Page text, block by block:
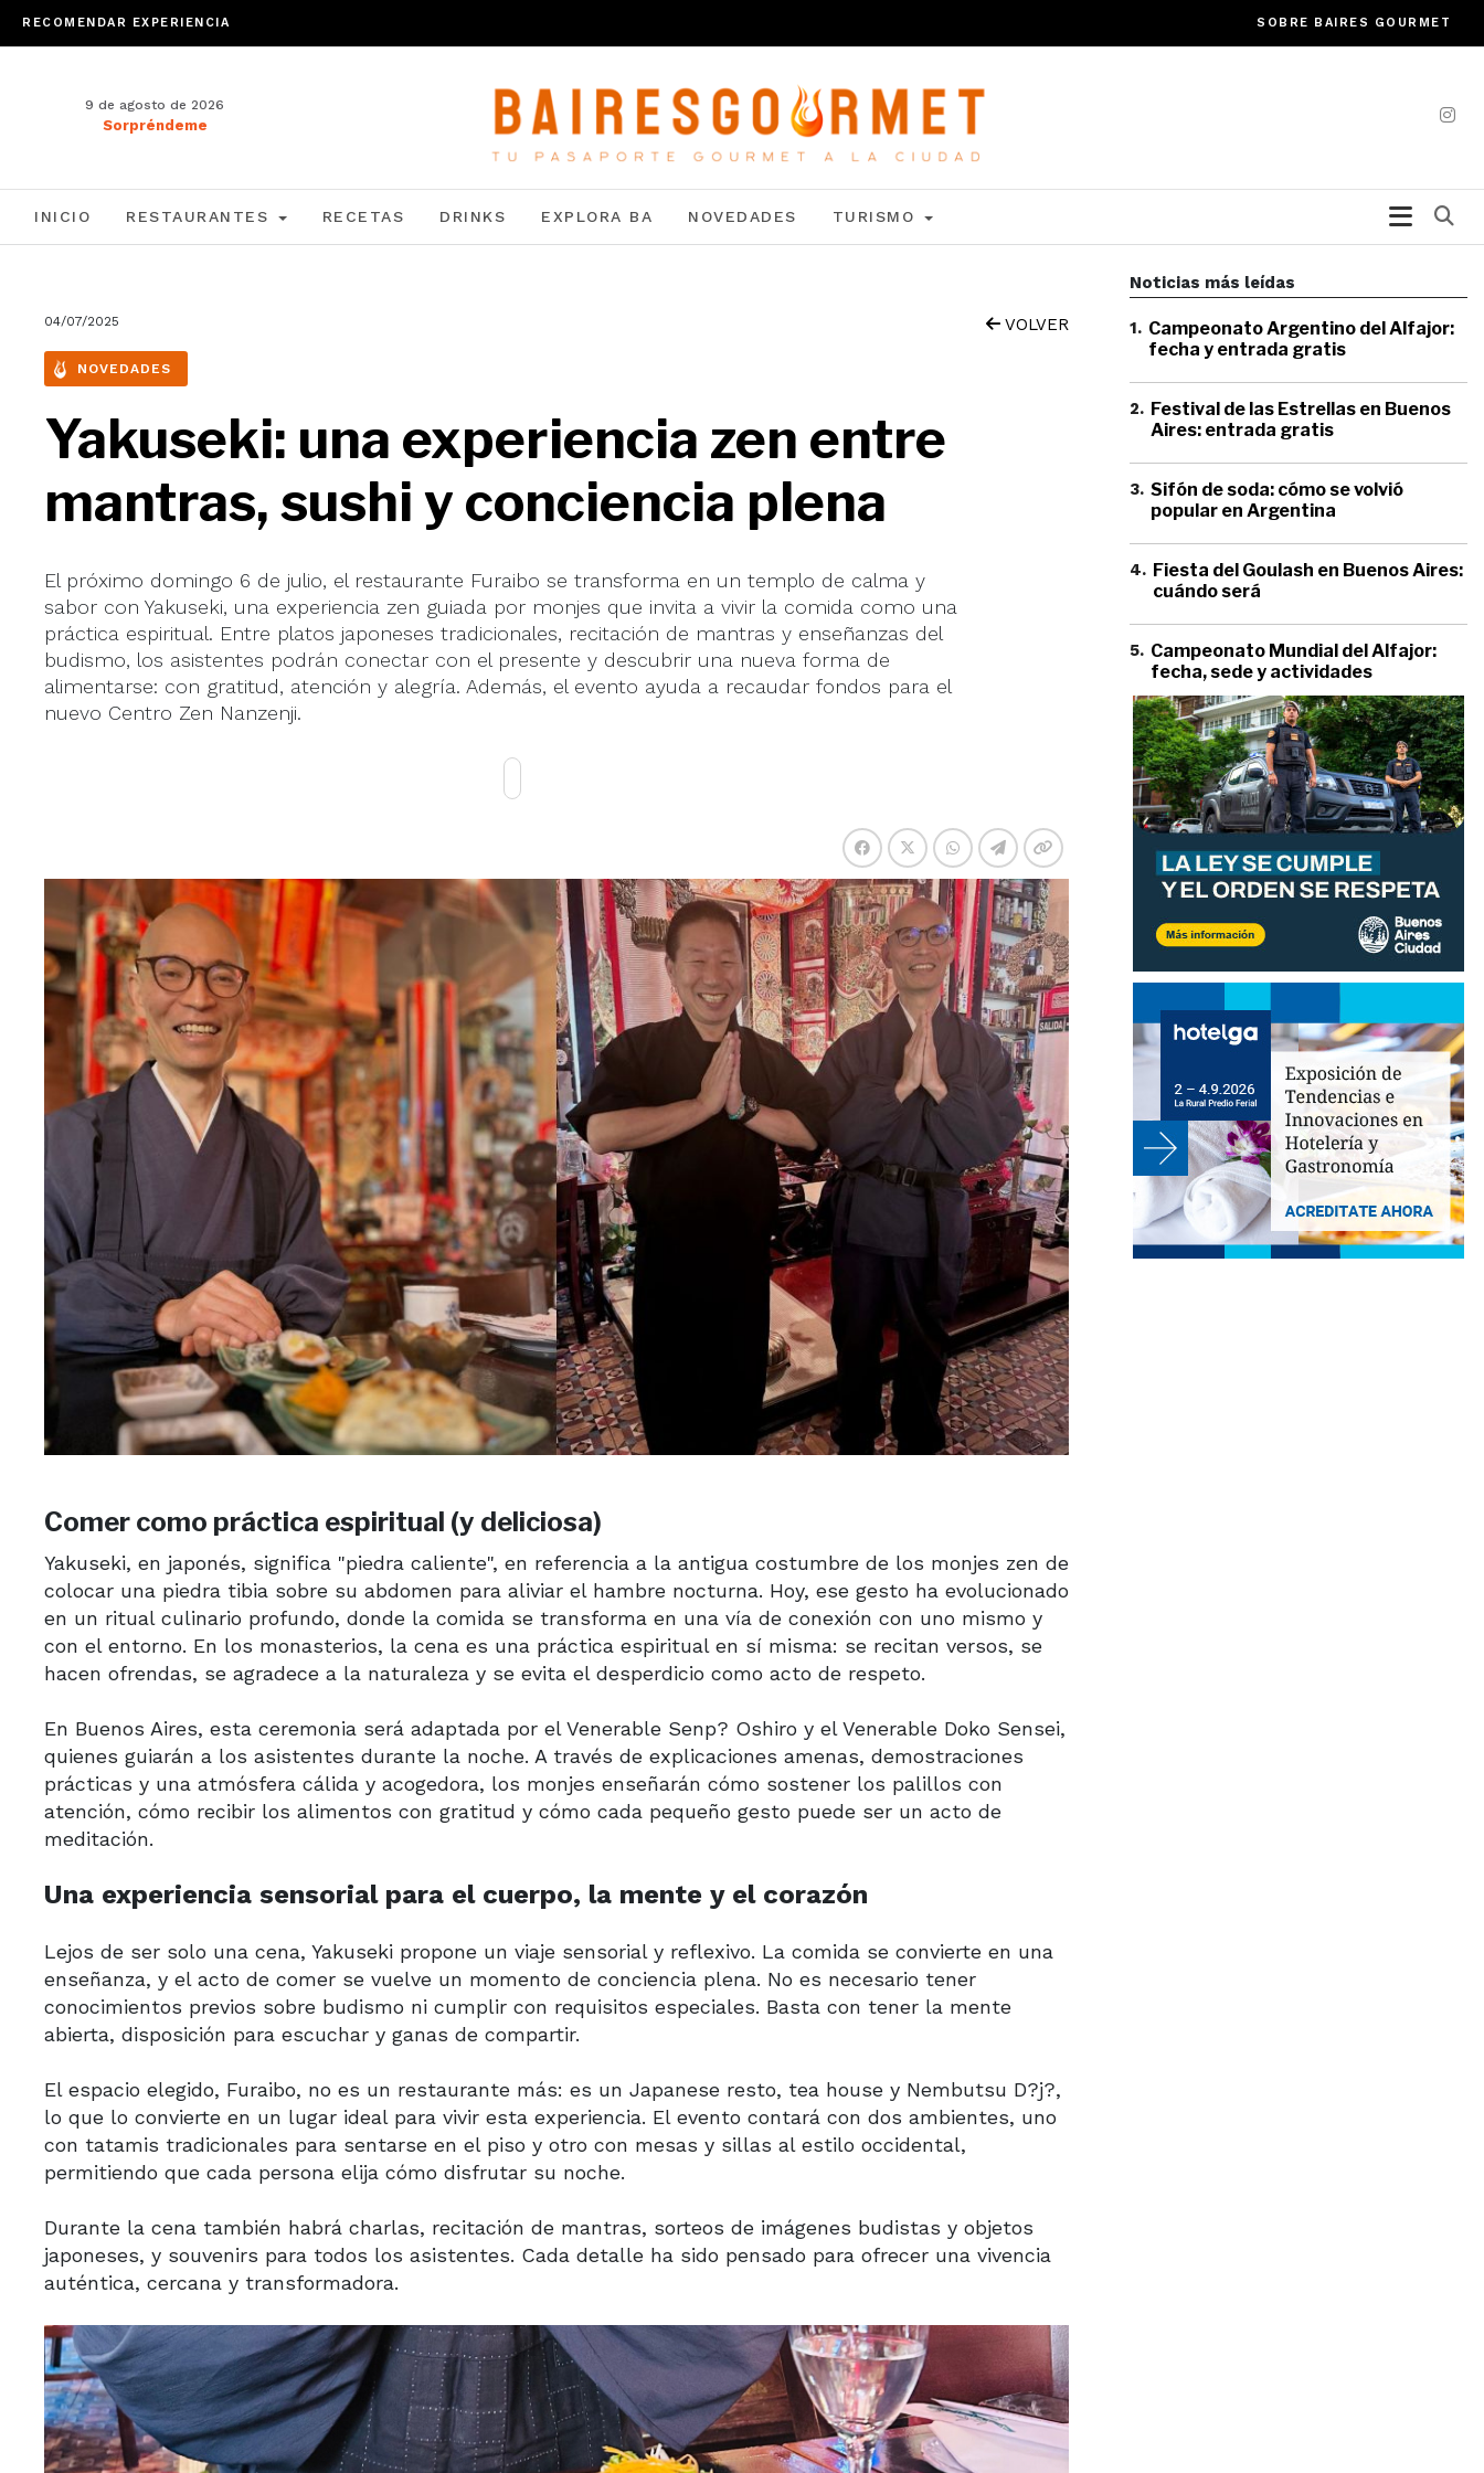
RECOMENDAR EXPERIENCIA SOBRE BAIRES GOURMET
9 de agosto de 2026
Sorpréndeme
INICIO RESTAURANTES RECETAS DRINKS EXPLORA BA NOVEDADES TURISMO
04/07/2025 VOLVER
NOVEDADES
Yakuseki: una experiencia zen entre
mantras, sushi y conciencia plena
El próximo domingo 6 de julio, el restaurante Furaibo se transforma en un templo de calma y
sabor con Yakuseki, una experiencia zen guiada por monjes que invita a vivir la comida como una
práctica espiritual. Entre platos japoneses tradicionales, recitación de mantras y enseñanzas del
budismo, los asistentes podrán conectar con el presente y descubrir una nueva forma de
alimentarse: con gratitud, atención y alegría. Además, el evento ayuda a recaudar fondos para el
nuevo Centro Zen Nanzenji.
Comer como práctica espiritual (y deliciosa)
Yakuseki, en japonés, significa "piedra caliente", en referencia a la antigua costumbre de los monjes zen de
colocar una piedra tibia sobre su abdomen para aliviar el hambre nocturna. Hoy, ese gesto ha evolucionado
en un ritual culinario profundo, donde la comida se transforma en una vía de conexión con uno mismo y
con el entorno. En los monasterios, la cena es una práctica espiritual en sí misma: se recitan versos, se
hacen ofrendas, se agradece a la naturaleza y se evita el desperdicio como acto de respeto.
En Buenos Aires, esta ceremonia será adaptada por el Venerable Senp? Oshiro y el Venerable Doko Sensei,
quienes guiarán a los asistentes durante la noche. A través de explicaciones amenas, demostraciones
prácticas y una atmósfera cálida y acogedora, los monjes enseñarán cómo sostener los palillos con
atención, cómo recibir los alimentos con gratitud y cómo cada pequeño gesto puede ser un acto de
meditación.
Una experiencia sensorial para el cuerpo, la mente y el corazón
Lejos de ser solo una cena, Yakuseki propone un viaje sensorial y reflexivo. La comida se convierte en una
enseñanza, y el acto de comer se vuelve un momento de conciencia plena. No es necesario tener
conocimientos previos sobre budismo ni cumplir con requisitos especiales. Basta con tener la mente
abierta, disposición para escuchar y ganas de compartir.
El espacio elegido, Furaibo, no es un restaurante más: es un Japanese resto, tea house y Nembutsu D?j?,
lo que lo convierte en un lugar ideal para vivir esta experiencia. El evento contará con dos ambientes, uno
con tatamis tradicionales para sentarse en el piso y otro con mesas y sillas al estilo occidental,
permitiendo que cada persona elija cómo disfrutar su noche.
Durante la cena también habrá charlas, recitación de mantras, sorteos de imágenes budistas y objetos
japoneses, y souvenirs para todos los asistentes. Cada detalle ha sido pensado para ofrecer una vivencia
auténtica, cercana y transformadora.
Noticias más leídas
1. Campeonato Argentino del Alfajor:
fecha y entrada gratis
2. Festival de las Estrellas en Buenos
Aires: entrada gratis
3. Sifón de soda: cómo se volvió
popular en Argentina
4. Fiesta del Goulash en Buenos Aires:
cuándo será
5. Campeonato Mundial del Alfajor:
fecha, sede y actividades